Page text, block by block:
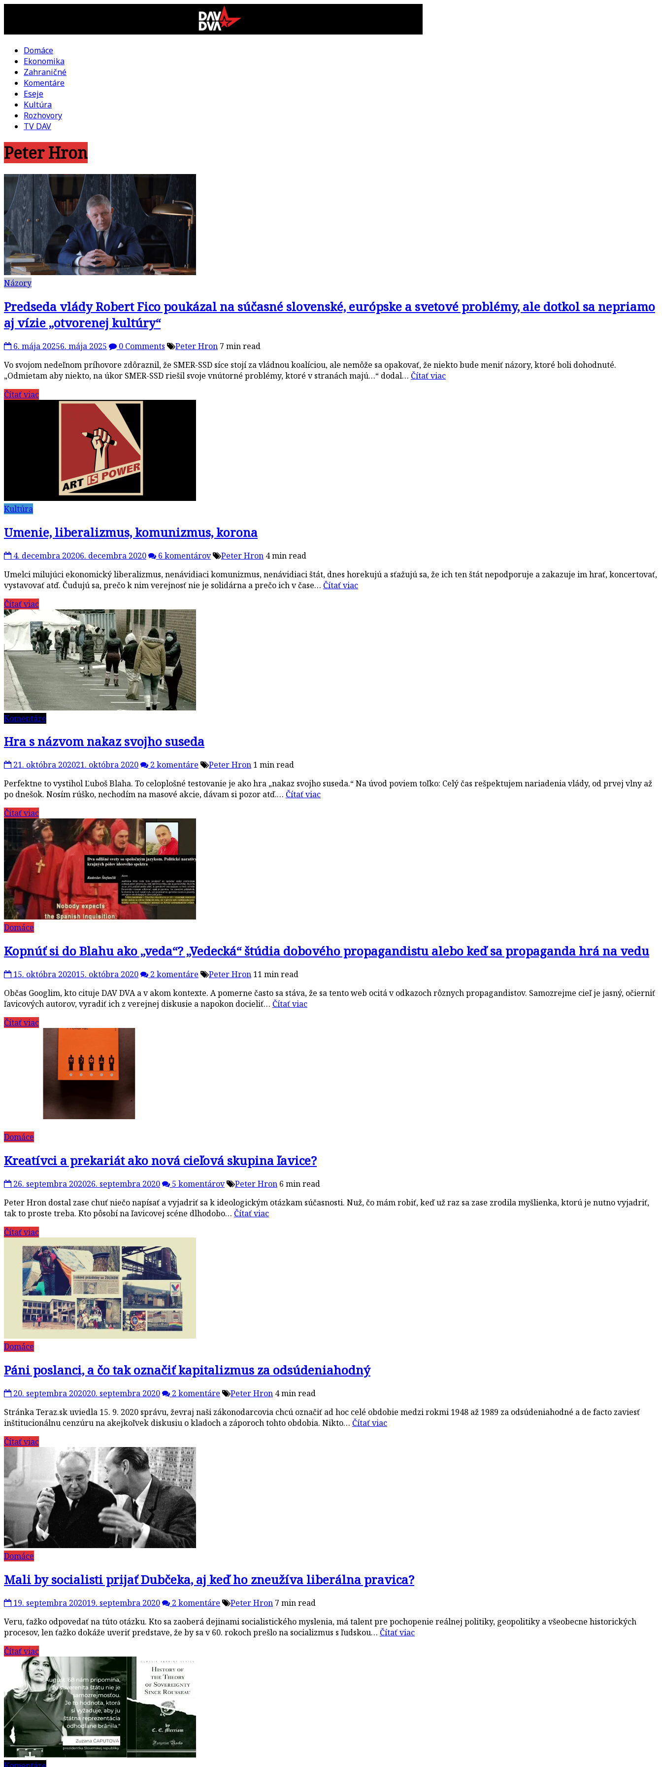
DAV
DVA
kultúrno-
politická
revue
Domáce
Ekonomika
Zahraničné
Komentáre
Eseje
Kultúra
Rozhovory
TV DAV
Peter Hron
Názory
Predseda vlády Robert Fico poukázal na súčasné slovenské, európske a svetové problémy, ale dotkol sa nepriamo
aj vízie „otvorenej kultúry“
6. mája 20256. mája 2025 0 Comments Peter Hron 7 min read
Vo svojom nedeľnom príhovore zdôraznil, že SMER-SSD síce stojí za vládnou koalíciou, ale nemôže sa opakovať, že niekto bude meniť názory, ktoré boli dohodnuté.
„Odmietam aby niekto, na úkor SMER-SSD riešil svoje vnútorné problémy, ktoré v stranách majú…“ dodal… Čítať viac
Čítať viac
Kultúra
Umenie, liberalizmus, komunizmus, korona
4. decembra 20206. decembra 2020 6 komentárov Peter Hron 4 min read
Umelci milujúci ekonomický liberalizmus, nenávidiaci komunizmus, nenávidiaci štát, dnes horekujú a sťažujú sa, že ich ten štát nepodporuje a zakazuje im hrať, koncertovať,
vystavovať atď. Čudujú sa, prečo k nim verejnosť nie je solidárna a prečo ich v čase… Čítať viac
Čítať viac
Komentáre
Hra s názvom nakaz svojho suseda
21. októbra 202021. októbra 2020 2 komentáre Peter Hron 1 min read
Perfektne to vystihol Ľuboš Blaha. To celoplošné testovanie je ako hra „nakaz svojho suseda.“ Na úvod poviem toľko: Celý čas rešpektujem nariadenia vlády, od prvej vlny až
po dnešok. Nosím rúško, nechodím na masové akcie, dávam si pozor atď.… Čítať viac
Čítať viac
Domáce
Kopnúť si do Blahu ako „veda“? „Vedecká“ štúdia dobového propagandistu alebo keď sa propaganda hrá na vedu
15. októbra 202015. októbra 2020 2 komentáre Peter Hron 11 min read
Občas Googlim, kto cituje DAV DVA a v akom kontexte. A pomerne často sa stáva, že sa tento web ocitá v odkazoch rôznych propagandistov. Samozrejme cieľ je jasný, očierniť
ľavicových autorov, vyradiť ich z verejnej diskusie a napokon docieliť… Čítať viac
Čítať viac
Domáce
Kreatívci a prekariát ako nová cieľová skupina ľavice?
26. septembra 202026. septembra 2020 5 komentárov Peter Hron 6 min read
Peter Hron dostal zase chuť niečo napísať a vyjadriť sa k ideologickým otázkam súčasnosti. Nuž, čo mám robiť, keď už raz sa zase zrodila myšlienka, ktorú je nutno vyjadriť,
tak to proste treba. Kto pôsobí na ľavicovej scéne dlhodobo… Čítať viac
Čítať viac
Domáce
Páni poslanci, a čo tak označiť kapitalizmus za odsúdeniahodný
20. septembra 202020. septembra 2020 2 komentáre Peter Hron 4 min read
Stránka Teraz.sk uviedla 15. 9. 2020 správu, ževraj naši zákonodarcovia chcú označiť ad hoc celé obdobie medzi rokmi 1948 až 1989 za odsúdeniahodné a de facto zaviesť
inštitucionálnu cenzúru na akejkoľvek diskusiu o kladoch a záporoch tohto obdobia. Nikto… Čítať viac
Čítať viac
Domáce
Mali by socialisti prijať Dubčeka, aj keď ho zneužíva liberálna pravica?
19. septembra 202019. septembra 2020 2 komentáre Peter Hron 7 min read
Veru, ťažko odpovedať na túto otázku. Kto sa zaoberá dejinami socialistického myslenia, má talent pre pochopenie reálnej politiky, geopolitiky a všeobecne historických
procesov, len ťažko dokáže uveriť predstave, že by sa v 60. rokoch prešlo na socializmus s ľudskou… Čítať viac
Čítať viac